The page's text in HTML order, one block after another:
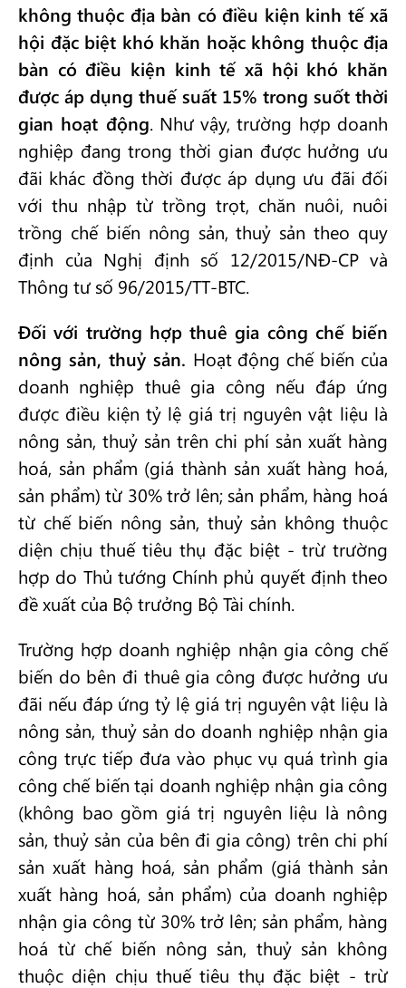
không thuộc địa bàn có điều kiện kinh tế xã
hội đặc biệt khó khăn hoặc không thuộc địa
bàn có điều kiện kinh tế xã hội khó khăn
được áp dụng thuế suất 15% trong suốt thời
gian hoạt động. Như vậy, trường hợp doanh
nghiệp đang trong thời gian được hưởng ưu
đãi khác đồng thời được áp dụng ưu đãi đối
với thu nhập từ trồng trọt, chăn nuôi, nuôi
trồng chế biến nông sản, thuỷ sản theo quy
định của Nghị định số 12/2015/NĐ-CP và
Thông tư số 96/2015/TT-BTC.
Đối với trường hợp thuê gia công chế biến
nông sản, thuỷ sản. Hoạt động chế biến của
doanh nghiệp thuê gia công nếu đáp ứng
được điều kiện tỷ lệ giá trị nguyên vật liệu là
nông sản, thuỷ sản trên chi phí sản xuất hàng
hoá, sản phẩm (giá thành sản xuất hàng hoá,
sản phẩm) từ 30% trở lên; sản phẩm, hàng hoá
từ chế biến nông sản, thuỷ sản không thuộc
diện chịu thuế tiêu thụ đặc biệt - trừ trường
hợp do Thủ tướng Chính phủ quyết định theo
đề xuất của Bộ trưởng Bộ Tài chính.
Trường hợp doanh nghiệp nhận gia công chế
biến do bên đi thuê gia công được hưởng ưu
đãi nếu đáp ứng tỷ lệ giá trị nguyên vật liệu là
nông sản, thuỷ sản do doanh nghiệp nhận gia
công trực tiếp đưa vào phục vụ quá trình gia
công chế biến tại doanh nghiệp nhận gia công
(không bao gồm giá trị nguyên liệu là nông
sản, thuỷ sản của bên đi gia công) trên chi phí
sản xuất hàng hoá, sản phẩm (giá thành sản
xuất hàng hoá, sản phẩm) của doanh nghiệp
nhận gia công từ 30% trở lên; sản phẩm, hàng
hoá từ chế biến nông sản, thuỷ sản không
thuộc diện chịu thuế tiêu thụ đặc biệt - trừ